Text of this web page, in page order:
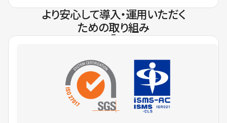
より安心して導入・運用いただく
ための取り組み